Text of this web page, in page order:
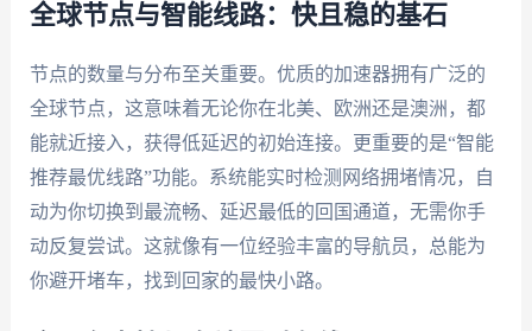
全球节点与智能线路：快且稳的基石
节点的数量与分布至关重要。优质的加速器拥有广泛的
全球节点，这意味着无论你在北美、欧洲还是澳洲，都
能就近接入，获得低延迟的初始连接。更重要的是“智能
推荐最优线路”功能。系统能实时检测网络拥堵情况，自
动为你切换到最流畅、延迟最低的回国通道，无需你手
动反复尝试。这就像有一位经验丰富的导航员，总能为
你避开堵车，找到回家的最快小路。